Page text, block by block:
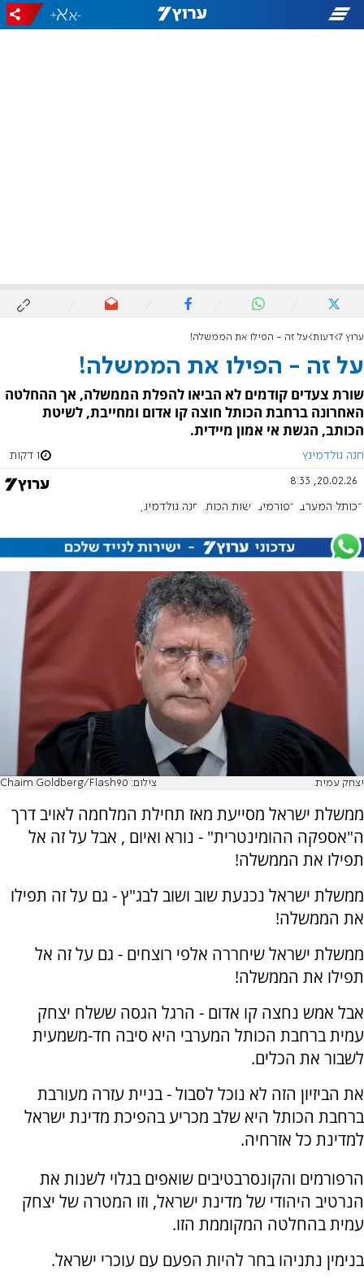
-
+
ערוץ 7 דעות על זה - הפילו את הממשלה!
על זה - הפילו את הממשלה!
שורת צעדים קודמים לא הביאו להפלת הממשלה, אך ההחלטה
האחרונה ברחבת הכותל חוצה קו אדום ומחייבת, לשיטת
הכותב, הגשת אי אמון מיידית.
חנה גולדמינץ 1 דקות
20.02.26, 8:33
הכותל המערבי רפורמים נשות הכותל חנה גולדמינץ
יצחק עמית צילום: Chaim Goldberg/Flash90
ממשלת ישראל מסייעת מאז תחילת המלחמה לאויב דרך
ה"אספקה ההומינטרית" - נורא ואיום , אבל על זה אל
תפילו את הממשלה!
ממשלת ישראל נכנעת שוב ושוב לבג"ץ - גם על זה תפילו
את הממשלה!
ממשלת ישראל שיחררה אלפי רוצחים - גם על זה אל
תפילו את הממשלה!
אבל אמש נחצה קו אדום - הרגל הגסה ששלח יצחק
עמית ברחבת הכותל המערבי היא סיבה חד-משמעית
לשבור את הכלים.
את הביזיון הזה לא נוכל לסבול - בניית עזרה מעורבת
ברחבת הכותל היא שלב מכריע בהפיכת מדינת ישראל
למדינת כל אזרחיה.
הרפורמים והקונסרבטיבים שואפים בגלוי לשנות את
הנרטיב היהודי של מדינת ישראל, וזו המטרה של יצחק
עמית בהחלטה המקוממת הזו.
בנימין נתניהו בחר להיות הפעם עם עוכרי ישראל.